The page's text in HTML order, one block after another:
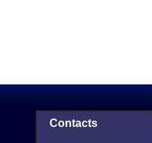
Contacts